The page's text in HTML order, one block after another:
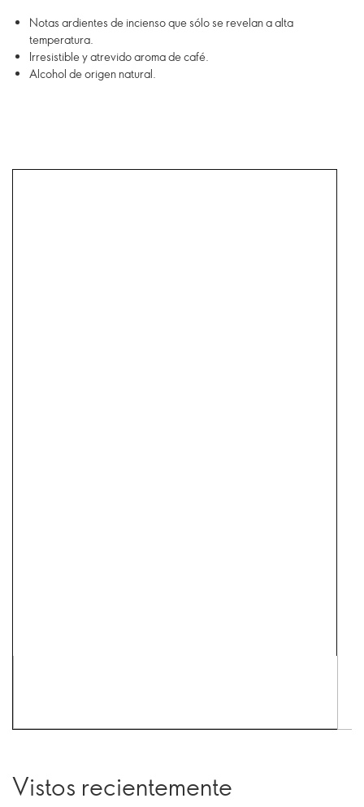
Notas ardientes de incienso que sólo se revelan a alta
temperatura.
Irresistible y atrevido aroma de café.
Alcohol de origen natural.
Vistos recientemente